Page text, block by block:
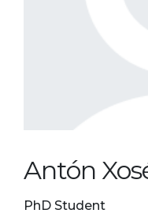
Antón
PhD Student